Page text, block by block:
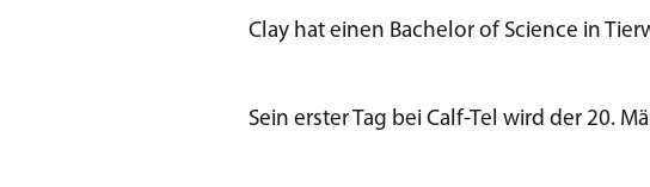
Clay hat einen Bachelor of Science in
Sein erster Tag bei Calf-Tel wird der 20.